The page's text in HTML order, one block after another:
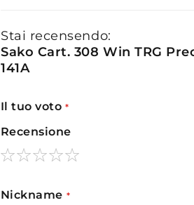
Stai recensendo:
Sako Cart. 308 Win TRG
141A
Il tuo voto
Recensione
star
stars
stars
stars
stars
Nickname